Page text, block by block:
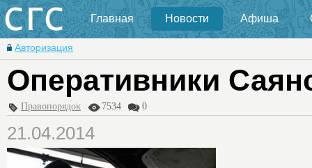
Главная Новости Афиша
Авторизация
Оперативники
Правопорядок 7534 0
21.04.2014